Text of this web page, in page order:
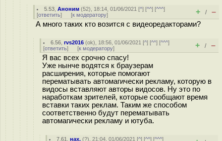
5.53 ,Аноним (52), 18:14, 01/06/2021 [^] [^^] [^^^]
[ответить] [к модератору] + / –
А много таких кто возится с видеоредакторами?
6.56 ,rvs2016 (ok), 18:56, 01/06/2021 [^] [^^] [^^^]
[ответить] [к модератору] + / –
Я вас всех срочно спасу!
Уже нынче водятся к браузерам
расширения, которые помогают
перематывать автомагически рекламу, которую в
видосы вставляют авторы видосов. Ну это по
наработкам зрителей, которые сообщают время
вставки таких реклам. Таким же способом
соответственно будут перематывать
автомагически рекламу и ютуба.
7.61 ,нах. (?), 21:04, 01/06/2021 [^] [^^] [^^^]